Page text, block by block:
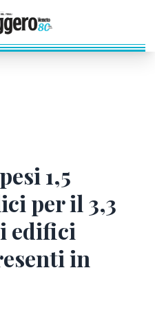
1,5
per il 3,3
edifici
in